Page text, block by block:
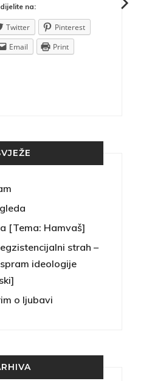
na:
Twitter
Pinterest
Email Print
[Tema: Hamvaš]
strah –
ideologije
o ljubavi